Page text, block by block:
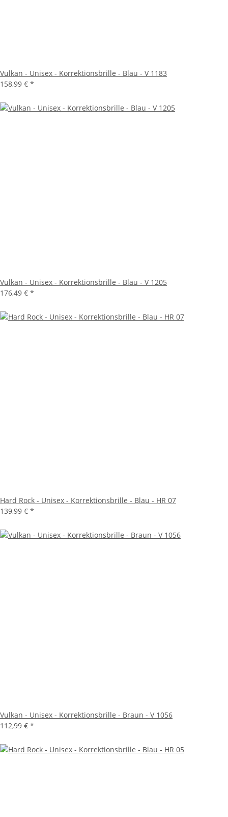
Vulkan - Unisex - Korrektionsbrille - Blau - V 1183
158,99 € *
Vulkan - Unisex - Korrektionsbrille - Blau - V 1205
176,49 € *
Hard Rock - Unisex - Korrektionsbrille - Blau - HR 07
139,99 € *
Vulkan - Unisex - Korrektionsbrille - Braun - V 1056
112,99 € *